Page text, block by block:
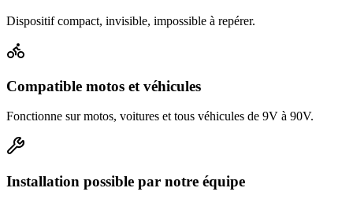
Dispositif compact, invisible, impossible à repérer.
Compatible motos et véhicules
Fonctionne sur motos, voitures et tous véhicules de 9V à 90V.
Installation possible par notre équipe